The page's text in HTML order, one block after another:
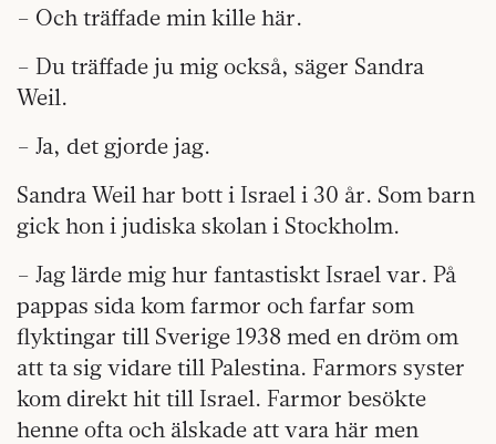
– Och träffade min kille här.
– Du träffade ju mig också, säger Sandra
Weil.
– Ja, det gjorde jag.
Sandra Weil har bott i Israel i 30 år. Som barn
gick hon i judiska skolan i Stockholm.
– Jag lärde mig hur fantastiskt Israel var. På
pappas sida kom farmor och farfar som
flyktingar till Sverige 1938 med en dröm om
att ta sig vidare till Palestina. Farmors syster
kom direkt hit till Israel. Farmor besökte
henne ofta och älskade att vara här men